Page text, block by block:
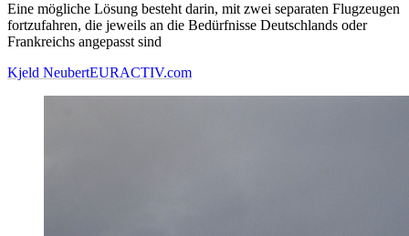
Eine mögliche Lösung besteht darin, mit zwei separaten Flugzeugen
fortzufahren, die jeweils an die Bedürfnisse Deutschlands oder
Frankreichs angepasst sind
Kjeld NeubertEURACTIV.com